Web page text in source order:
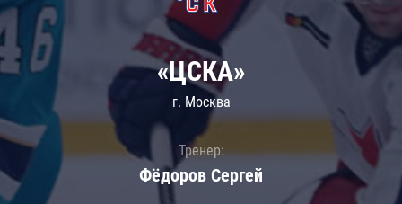
«ЦСКА»
г. Москва
Тренер:
Фёдоров Сергей